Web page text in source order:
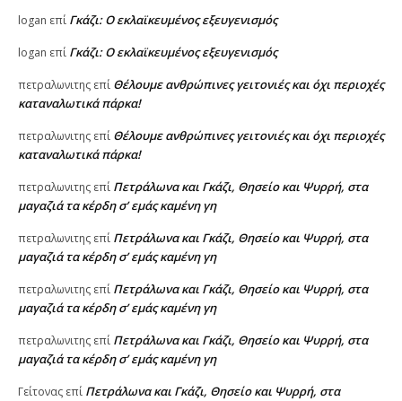
logan επί Γκάζι: Ο εκλαϊκευμένος εξευγενισμός
logan επί Γκάζι: Ο εκλαϊκευμένος εξευγενισμός
πετραλωνιτης επί Θέλουμε ανθρώπινες γειτονιές και όχι περιοχές
καταναλωτικά πάρκα!
πετραλωνιτης επί Θέλουμε ανθρώπινες γειτονιές και όχι περιοχές
καταναλωτικά πάρκα!
πετραλωνιτης επί Πετράλωνα και Γκάζι, Θησείο και Ψυρρή, στα
μαγαζιά τα κέρδη σ’ εμάς καμένη γη
πετραλωνιτης επί Πετράλωνα και Γκάζι, Θησείο και Ψυρρή, στα
μαγαζιά τα κέρδη σ’ εμάς καμένη γη
πετραλωνιτης επί Πετράλωνα και Γκάζι, Θησείο και Ψυρρή, στα
μαγαζιά τα κέρδη σ’ εμάς καμένη γη
πετραλωνιτης επί Πετράλωνα και Γκάζι, Θησείο και Ψυρρή, στα
μαγαζιά τα κέρδη σ’ εμάς καμένη γη
Γείτονας επί Πετράλωνα και Γκάζι, Θησείο και Ψυρρή, στα